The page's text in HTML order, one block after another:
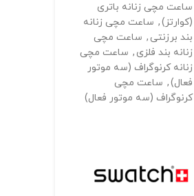
ساعت مچی زنانه باتری
(کوارتز), ساعت مچی زنانه
بند برزنتی , ساعت مچی
زنانه بند فلزی , ساعت مچی
زنانه کرنوگراف (سه موتور
فعال), ساعت مچی
کرنوگراف (سه موتور فعال)